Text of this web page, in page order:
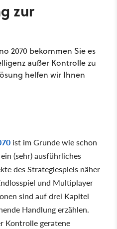
zur
2070 bekommen Sie es
außer Kontrolle zu
helfen wir Ihnen
ist im Grunde wie schon
ein (sehr) ausführliches
des Strategiespiels näher
und Multiplayer
sind auf drei Kapitel
Handlung erzählen.
Kontrolle geratene